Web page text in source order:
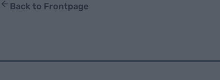
Back to Frontpage